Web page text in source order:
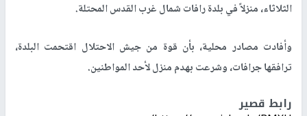
الثلاثاء، منزلاً في بلدة رافات شمال غرب القدس المحتلة.
وأفادت مصادر محلية، بأن قوة من جيش الاحتلال اقتحمت البلدة،
ترافقها جرافات، وشرعت بهدم منزل لأحد المواطنين.
رابط قصير